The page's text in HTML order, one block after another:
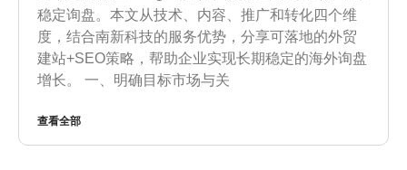
稳定询盘。本文从技术、内容、推广和转化四个维
度，结合南新科技的服务优势，分享可落地的外贸
建站+SEO策略，帮助企业实现长期稳定的海外询盘
增长。 一、明确目标市场与关
查看全部